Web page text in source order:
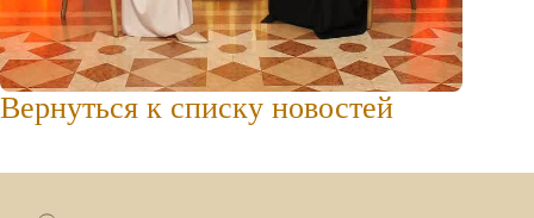
Вернуться к списку новостей